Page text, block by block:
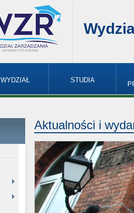
WYDZIAŁ STUDIA
Aktualności i